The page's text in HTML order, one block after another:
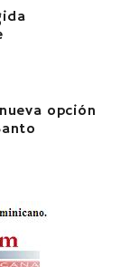
opción